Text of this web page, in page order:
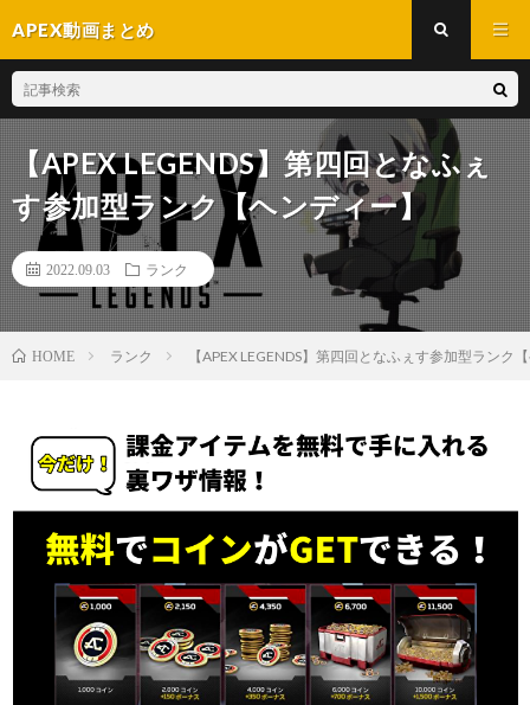
APEX動画まとめ
【APEX LEGENDS】第四回となふぇ
す参加型ランク【ヘンディー】
2022.09.03 ランク
HOME ランク 【APEX LEGENDS】第四回となふぇす参加型ランク